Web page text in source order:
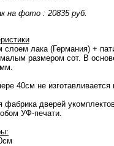
на фото : 20835 руб.
лака (Германия) +
размером сот. В
40см не изготавливается
дверей
УФ-печати.